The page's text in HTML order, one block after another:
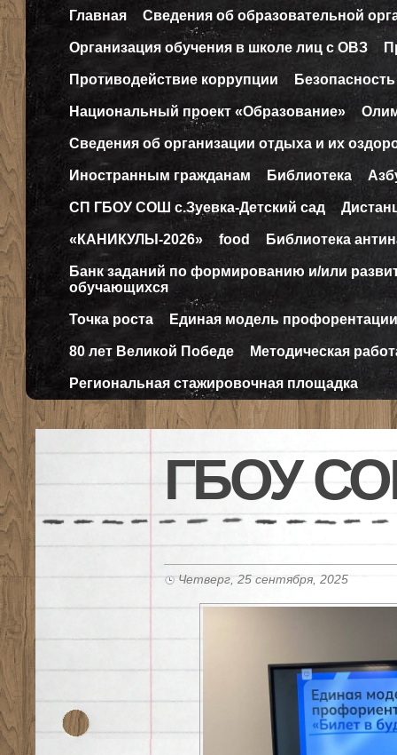
Главная Сведения об образовательной
Организация обучения в школе лиц с ОВЗ
Противодействие коррупции Безопасность
Национальный проект «Образование»
Сведения об организации отдыха и их
Иностранным гражданам Библиотека
СП ГБОУ СОШ с.Зуевка-Детский сад
«КАНИКУЛЫ-2026» food Библиотека
Банк заданий по формированию и/или
обучающихся
Точка роста Единая модель профорентации
80 лет Великой Победе Методическая
Региональная стажировочная площадка
ГБОУ
Четверг, 25 сентября, 2025